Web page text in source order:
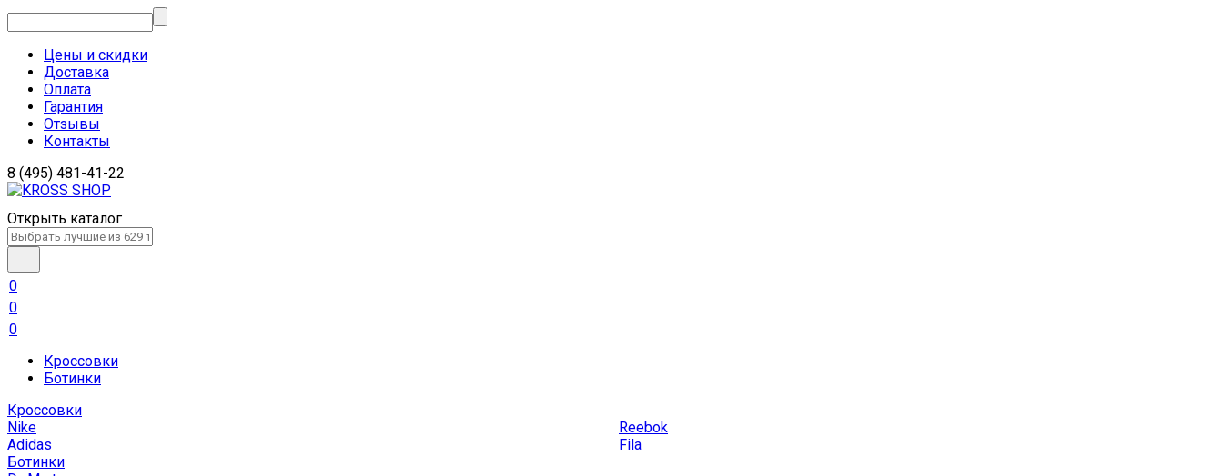
Цены и скидки
Доставка
Оплата
Гарантия
Отзывы
Контакты
8 (495) 481-41-22
Открыть каталог
0
0
0
Кроссовки
Ботинки
Кроссовки
Nike
Adidas
Reebok
Fila
Ботинки